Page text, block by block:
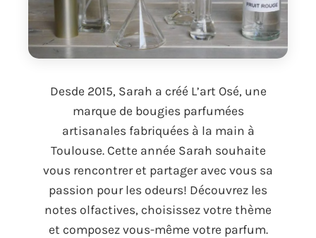
Desde 2015, Sarah a créé L’art Osé, une
marque de bougies parfumées
artisanales fabriquées à la main à
Toulouse. Cette année Sarah souhaite
vous rencontrer et partager avec vous sa
passion pour les odeurs! Découvrez les
notes olfactives, choisissez votre thème
et composez vous-même votre parfum.